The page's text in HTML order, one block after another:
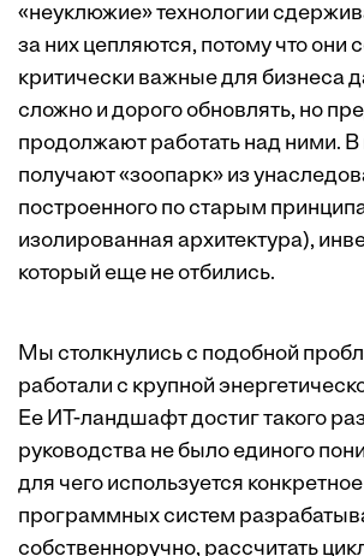
«неуклюжие» технологии
за них цепляются, потому что они
критически важные для бизнеса
сложно и дорого обновлять, но
продолжают работать над ними. В
получают «зоопарк» из
построенного по старым
изолированная архитектура),
который еще не отбились.
Мы столкнулись с подобной
работали с крупной
Ее ИТ-ландшафт достиг такого
руководства не было единого
для чего используется
программных систем
собственноручно, рассчитать